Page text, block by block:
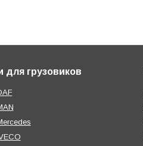
для грузовиков